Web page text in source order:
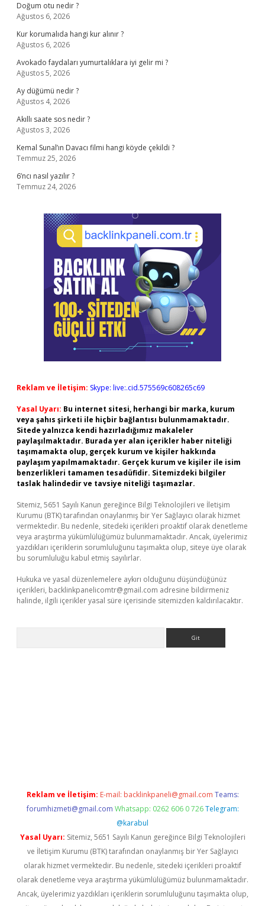
Doğum otu nedir ?
Ağustos 6, 2026
Kur korumalıda hangi kur alınır ?
Ağustos 6, 2026
Avokado faydaları yumurtalıklara iyi gelir mi ?
Ağustos 5, 2026
Ay düğümü nedir ?
Ağustos 4, 2026
Akıllı saate sos nedir ?
Ağustos 3, 2026
Kemal Sunal’ın Davacı filmi hangi köyde çekildi ?
Temmuz 25, 2026
6’ncı nasıl yazılır ?
Temmuz 24, 2026
Reklam ve İletişim: Skype: live:.cid.575569c608265c69
Yasal Uyarı: Bu internet sitesi, herhangi bir marka, kurum
veya şahıs şirketi ile hiçbir bağlantısı bulunmamaktadır.
Sitede yalnızca kendi hazırladığımız makaleler
paylaşılmaktadır. Burada yer alan içerikler haber niteliği
taşımamakta olup, gerçek kurum ve kişiler hakkında
paylaşım yapılmamaktadır. Gerçek kurum ve kişiler ile isim
benzerlikleri tamamen tesadüfidir. Sitemizdeki bilgiler
taslak halindedir ve tavsiye niteliği taşımazlar.
Sitemiz, 5651 Sayılı Kanun gereğince Bilgi Teknolojileri ve İletişim
Kurumu (BTK) tarafından onaylanmış bir Yer Sağlayıcı olarak hizmet
vermektedir. Bu nedenle, sitedeki içerikleri proaktif olarak denetleme
veya araştırma yükümlülüğümüz bulunmamaktadır. Ancak, üyelerimiz
yazdıkları içeriklerin sorumluluğunu taşımakta olup, siteye üye olarak
bu sorumluluğu kabul etmiş sayılırlar.
Hukuka ve yasal düzenlemelere aykırı olduğunu düşündüğünüz
içerikleri, backlinkpanelicomtr@gmail.com adresine bildirmeniz
halinde, ilgili içerikler yasal süre içerisinde sitemizden kaldırılacaktır.
Reklam ve İletişim: E-mail: backlinkpaneli@gmail.com Teams:
forumhizmeti@gmail.com Whatsapp: 0262 606 0 726 Telegram:
@karabul
Yasal Uyarı: Sitemiz, 5651 Sayılı Kanun gereğince Bilgi Teknolojileri
ve İletişim Kurumu (BTK) tarafından onaylanmış bir Yer Sağlayıcı
olarak hizmet vermektedir. Bu nedenle, sitedeki içerikleri proaktif
olarak denetleme veya araştırma yükümlülüğümüz bulunmamaktadır.
Ancak, üyelerimiz yazdıkları içeriklerin sorumluluğunu taşımakta olup,